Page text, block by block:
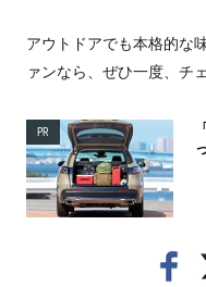
アウトドアでも本格的な
ァンなら、ぜひ一度、チ
PR